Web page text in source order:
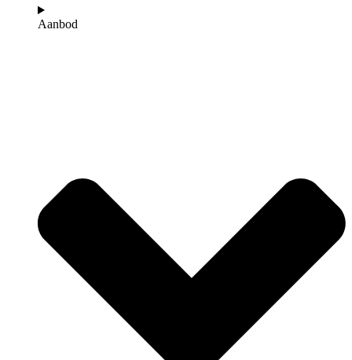
Aanbod